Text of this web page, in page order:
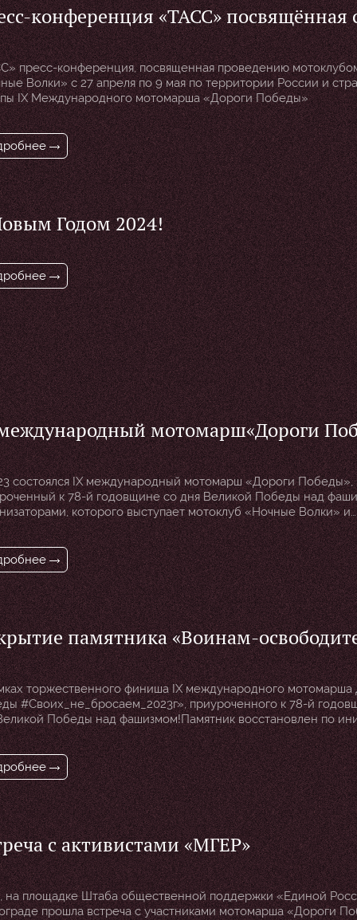
конференция «ТАСС» посвящённая
«Дороги Победы 2024»
пресс-конференция, посвященная проведению
Волки» с 27 апреля по 9 мая по территории России и
IX Международного мотомарша «Дороги Победы»
Годом 2024!
мотомарш«Дороги
г.»,
годовщине со дня Великой Победы
состоялся IX международный мотомарш «Дороги Победы»,
к 78-й годовщине со дня Великой Победы над
которого выступает мотоклуб «Ночные Волки» и
«Фонд поддержки и развития патриотического
Победы».Мотомарш проходил в период с 29 апреля 2023 г.
г. под названием «Дороги Победы
прикладную миссию. […]
памятника «Воинам-
й Мариупольской и 130-й
расположенного по адресу: г.
Морской бульвар,
торжественного финиша IX международного мотомарша
#Своих_не_бросаем_2023г», приуроченного к 78-й
Победы над фашизмом!Памятник восстановлен по
Народного совета ДНР А.С. Гриденко силами отделения
международного мотоклуба «Ночные Волки» и ОМПО
Нельзя забывать, сколько слез и крови было
ушло. Победа, завоеванная болью, никогда […]
с активистами «МГЕР»
на площадке Штаба общественной поддержки «Единой
прошла встреча с участниками мотомарша «Дороги